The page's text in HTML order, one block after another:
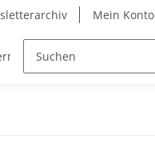
Mein Konto